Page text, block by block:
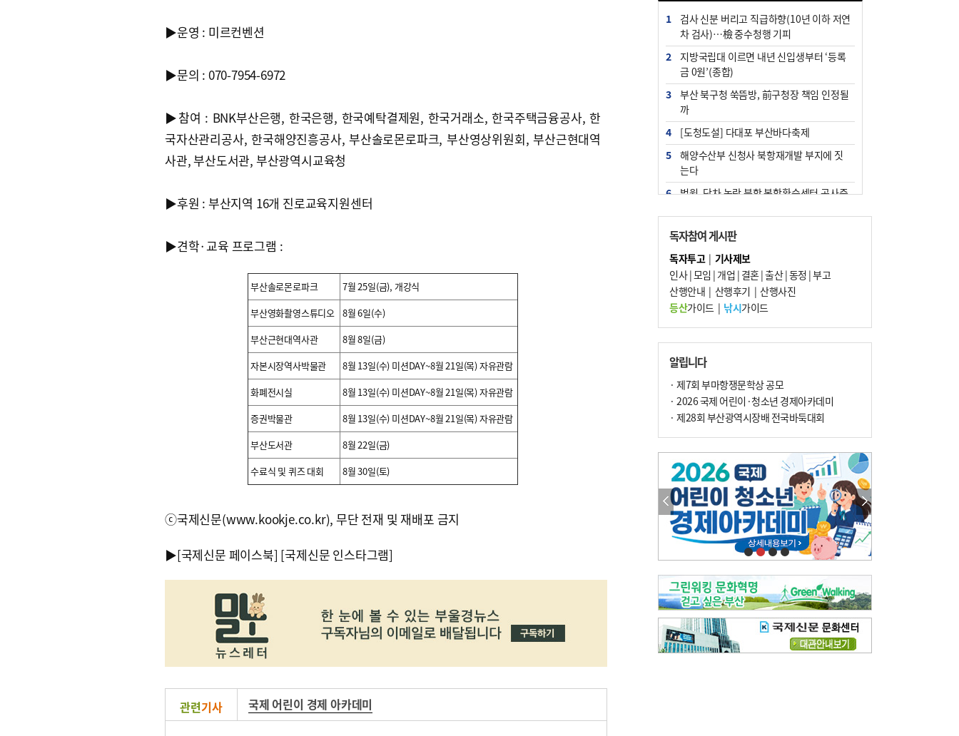
▶운영 : 미르컨벤션
▶문의 : 070-7954-6972
▶참여 : BNK부산은행, 한국은행, 한국예탁결제원, 한국거래소, 한국주택금융공사, 한
국자산관리공사, 한국해양진흥공사, 부산솔로몬로파크, 부산영상위원회, 부산근현대역
사관, 부산도서관, 부산광역시교육청
▶후원 : 부산지역 16개 진로교육지원센터
▶견학·교육 프로그램 :
부산솔로몬로파크
7월 25일(금), 개강식
부산영화촬영스튜디오 8월 6일(수)
부산근현대역사관
8월 8일(금)
자본시장역사박물관
8월 13일(수) 미션DAY~8월 21일(목) 자유관람
화폐전시실
8월 13일(수) 미션DAY~8월 21일(목) 자유관람
증권박물관
8월 13일(수) 미션DAY~8월 21일(목) 자유관람
부산도서관
8월 22일(금)
수료식 및 퀴즈 대회
8월 30일(토)
ⓒ국제신문(www.kookje.co.kr), 무단 전재 및 재배포 금지
▶[국제신문 페이스북] [국제신문 인스타그램]
관련기사 국제 어린이 경제 아카데미
1
검사 신분 버리고 직급하향(10년 이하 저연
차 검사)…檢 중수청행 기피
2
지방국립대 이르면 내년 신입생부터 ‘등록
금 0원’(종합)
3
부산 북구청 쑥뜸방, 前구청장 책임 인정될
까
4
[도청도설] 다대포 부산바다축제
5
해양수산부 신청사 북항재개발 부지에 짓
는다
6
법원, 단차 논란 북항 복합환승센터 공사중
7
지역 상권도 말라죽을 판이라…가뭄 속 밀
양물축제 강행 논란
8
통영시민 추석 전 35만 원 받는다
9
부산 철강공장 50대 노동자 추락사
10 국힘 부산시당, ‘정이한 조력’ 시의원 윤리
위에…‘한동훈 지지’도 신고접수
독자참여 게시판
독자투고| 기사제보
인사|모임 | 개업 | 결혼|출산|동정 |부고
산행안내 | 산행후기 | 산행사진
등산가이드| 낚시가이드
알립니다
· 제7회 부마항쟁문학상 공모
· 2026 국제 어린이·청소년 경제아카데미
· 제28회 부산광역시장배 전국바둑대회